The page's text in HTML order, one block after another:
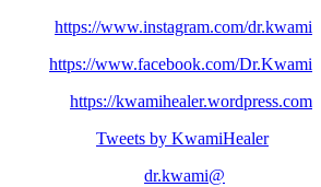
https://www.instagram.com/dr.kwami
https://www.facebook.com/Dr.Kwami
https://kwamihealer.wordpress.com
Tweets by KwamiHealer
@dr.kwami